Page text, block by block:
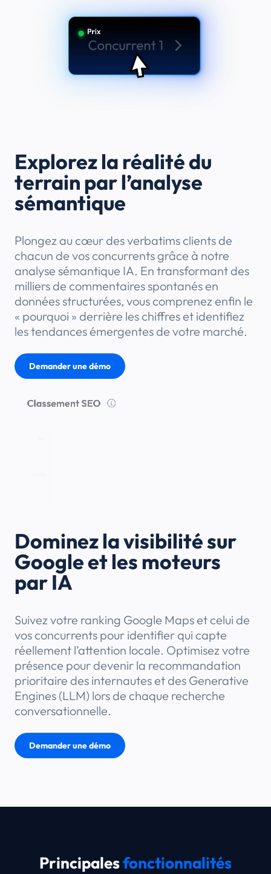
Explorez la réalité du
terrain par l’analyse
sémantique
Plongez au cœur des verbatims clients de
chacun de vos concurrents grâce à notre
analyse sémantique IA. En transformant des
milliers de commentaires spontanés en
données structurées, vous comprenez enfin le
« pourquoi » derrière les chiffres et identifiez
les tendances émergentes de votre marché.
Demander une démo
Dominez la visibilité sur
Google et les moteurs
par IA
Suivez votre ranking Google Maps et celui de
vos concurrents pour identifier qui capte
réellement l’attention locale. Optimisez votre
présence pour devenir la recommandation
prioritaire des internautes et des Generative
Engines (LLM) lors de chaque recherche
conversationnelle.
Demander une démo
Principalesfonctionnalités